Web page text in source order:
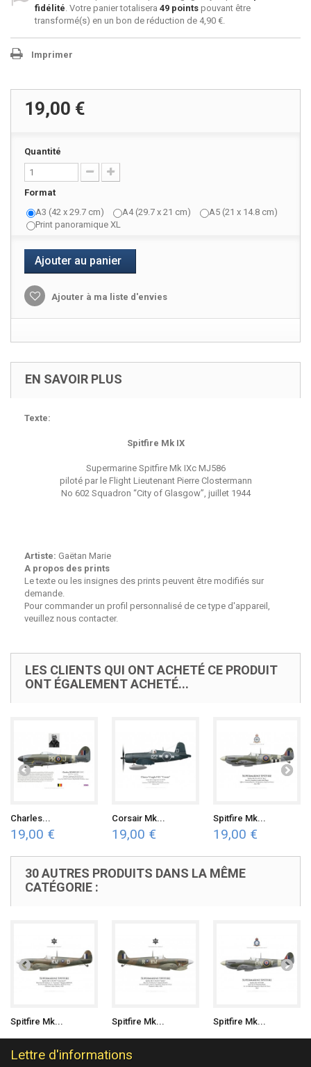
fidélité. Votre panier totalisera 49 points pouvant être
transformé(s) en un bon de réduction de 4,90 €.
Imprimer
19,00 €
Quantité
Format
A3 (42 x 29.7 cm)
A4 (29.7 x 21 cm)
A5 (21 x 14.8 cm)
Print panoramique XL
Ajouter au panier
Ajouter à ma liste d'envies
EN SAVOIR PLUS
Texte:
Spitfire Mk IX
Supermarine Spitfire Mk IXc MJ586
piloté par le Flight Lieutenant Pierre Clostermann
No 602 Squadron “City of Glasgow”, juillet 1944
Artiste: Gaëtan Marie
A propos des prints
Le texte ou les insignes des prints peuvent être modifiés sur
demande.
Pour commander un profil personnalisé de ce type d'appareil,
veuillez nous contacter.
LES CLIENTS QUI ONT ACHETÉ CE PRODUIT
ONT ÉGALEMENT ACHETÉ...
Charles...
19,00 €
Corsair Mk...
19,00 €
Spitfire Mk...
19,00 €
30 AUTRES PRODUITS DANS LA MÊME
CATÉGORIE :
Spitfire Mk... Spitfire Mk... Spitfire Mk...
Lettre d'informations